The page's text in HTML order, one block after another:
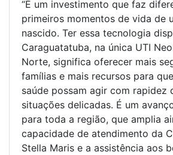
“É um investimento que faz
primeiros momentos de vida de
nascido. Ter essa tecnologia
Caraguatatuba, na única UTI
Norte, significa oferecer mais
famílias e mais recursos para
saúde possam agir com rapidez
situações delicadas. É um
para toda a região, que amplia
capacidade de atendimento da
Stella Maris e a assistência aos